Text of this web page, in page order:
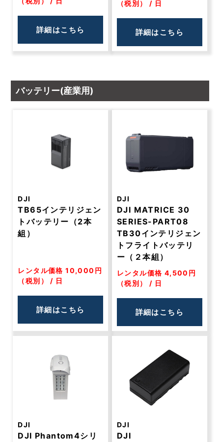
詳細はこちら
（税別） / 日
詳細はこちら
バッテリー(産業用)
DJI
TB65インテリジェン
トバッテリー（2本
組）
レンタル価格 10,000円
（税別） / 日
詳細はこちら
DJI
DJI MATRICE 30
SERIES-PART08
TB30インテリジェン
トフライトバッテリ
ー（２本組）
レンタル価格 4,500円
（税別） / 日
詳細はこちら
DJI
DJI Phantom4シリ
DJI
DJI